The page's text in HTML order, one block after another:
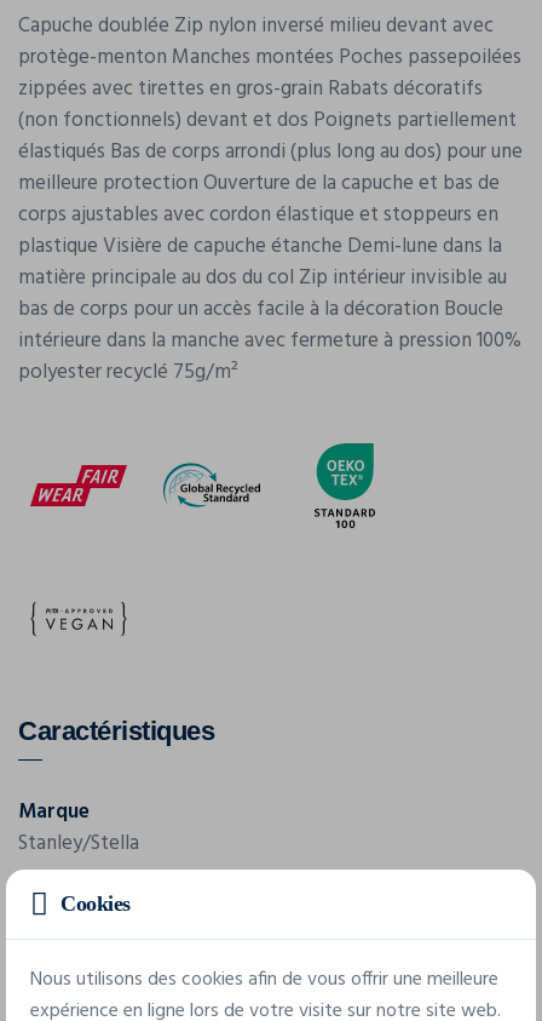
Capuche doublée Zip nylon inversé milieu devant avec
protège-menton Manches montées Poches passepoilées
zippées avec tirettes en gros-grain Rabats décoratifs
(non fonctionnels) devant et dos Poignets partiellement
élastiqués Bas de corps arrondi (plus long au dos) pour une
meilleure protection Ouverture de la capuche et bas de
corps ajustables avec cordon élastique et stoppeurs en
plastique Visière de capuche étanche Demi-lune dans la
matière principale au dos du col Zip intérieur invisible au
bas de corps pour un accès facile à la décoration Boucle
intérieure dans la manche avec fermeture à pression 100%
polyester recyclé 75g/m²
Caractéristiques
Marque
Stanley/Stella
Référence
STJU834
Grammage
Cookies
Nous utilisons des cookies afin de vous offrir une meilleure
expérience en ligne lors de votre visite sur notre site web.